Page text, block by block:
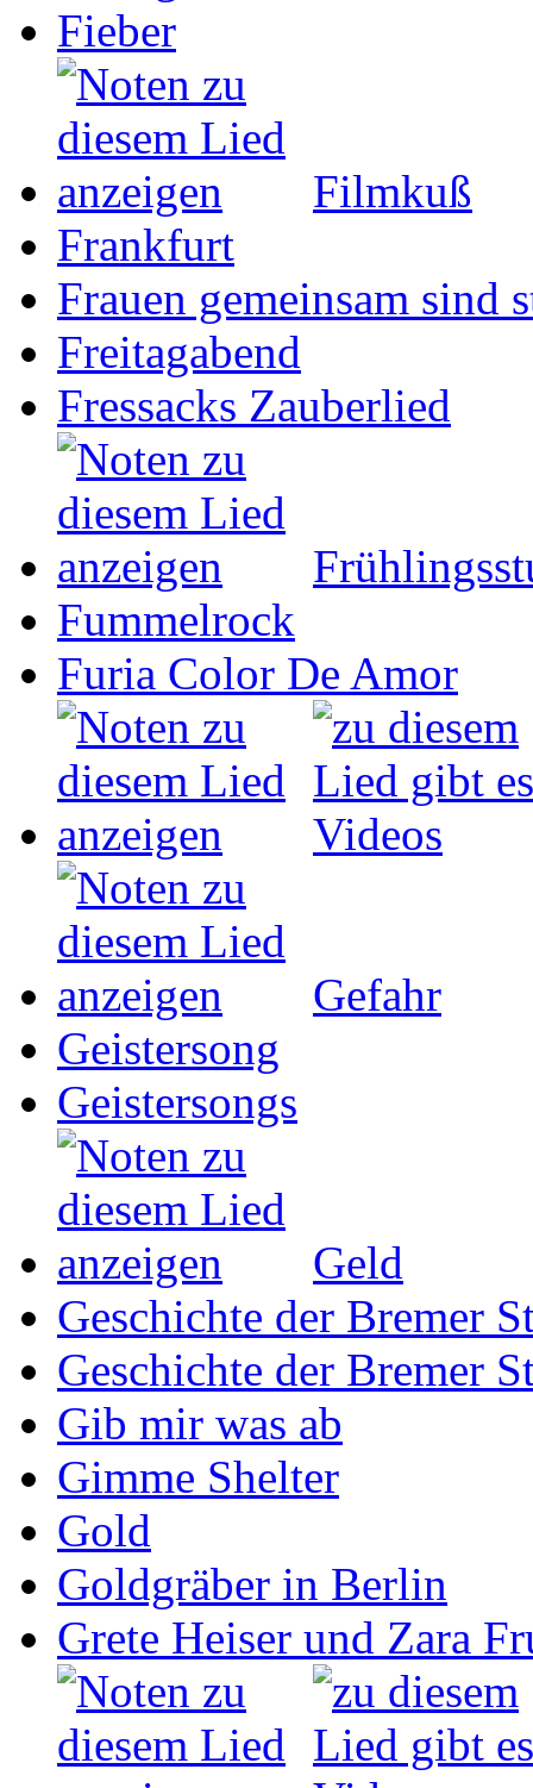
Fieber
Filmkuß
Frankfurt
Frauen gemeinsam sind
Freitagabend
Fressacks Zauberlied
Fummelrock
Furia Color De Amor
Gefahr
Geistersong
Geistersongs
Geld
Geschichte der Bremer
Geschichte der Bremer
Gib mir was ab
Gimme Shelter
Gold
Goldgräber in Berlin
Grete Heiser und Zara